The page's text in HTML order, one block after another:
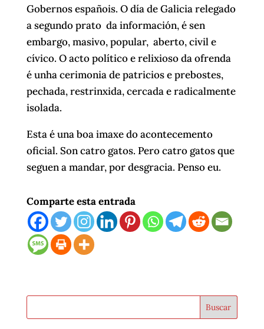
Gobernos españois. O día de Galicia relegado
a segundo prato da información, é sen
embargo, masivo, popular, aberto, civil e
cívico. O acto político e relixioso da ofrenda
é unha cerimonia de patricios e prebostes,
pechada, restrinxida, cercada e radicalmente
isolada.
Esta é una boa imaxe do acontecemento
oficial. Son catro gatos. Pero catro gatos que
seguen a mandar, por desgracia. Penso eu.
Comparte esta entrada